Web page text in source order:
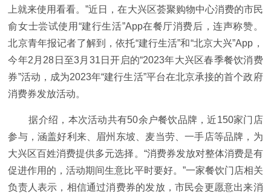
上就来使用看看。”近日，在大兴区荟聚购物中心消费的市民
俞女士尝试使用“建行生活”App在餐厅消费后，连声称赞。
北京青年报记者了解到，依托“建行生活”和“北京大兴”App，
今年2月28日至3月31日开启的“2023年大兴区春季餐饮消费
券”活动，成为2023年“建行生活”平台在北京承接的首个政府
消费券发放活动。
据介绍，本次活动共有50余户餐饮品牌，近150家门店
参与，涵盖好利来、眉州东坡、麦当劳、一手店等品牌，为
大兴区百姓消费提供多元选择。“消费券发放对整体消费是有
促进作用的，活动期间生意比平时要好。”一家餐饮门店相关
负责人表示，相信通过消费券的发放，市民会更愿意出来消